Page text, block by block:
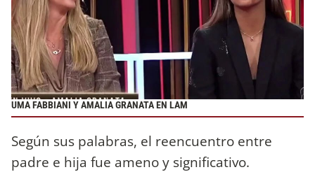
UMA FABBIANI Y AMALIA GRANATA EN LAM
Según sus palabras, el reencuentro entre
padre e hija fue ameno y significativo.